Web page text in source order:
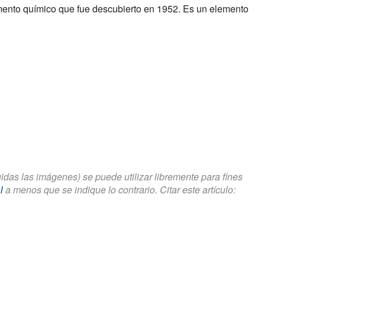
químico que fue descubierto en 1952. Es un elemento
las imágenes) se puede utilizar libremente para fines
a menos que se indique lo contrario. Citar este artículo: